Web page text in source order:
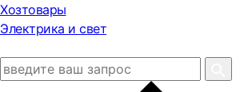
Хозтовары
Электрика и свет